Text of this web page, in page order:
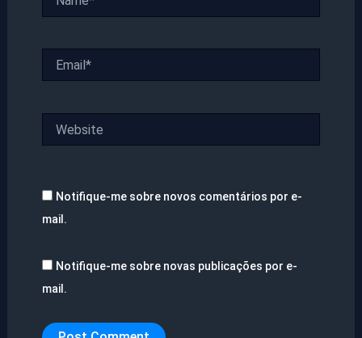
Notifique-me sobre novos comentários por e-
mail.
Notifique-me sobre novas publicações por e-
mail.